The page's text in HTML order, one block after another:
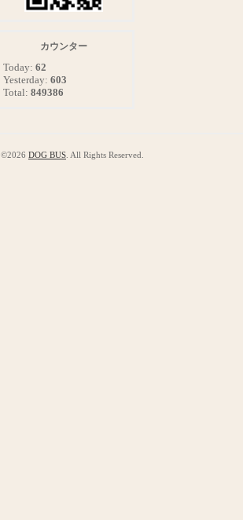
カウンター
Today: 62
Yesterday: 603
Total: 849386
©2026 DOG BUS . All Rights Reserved.